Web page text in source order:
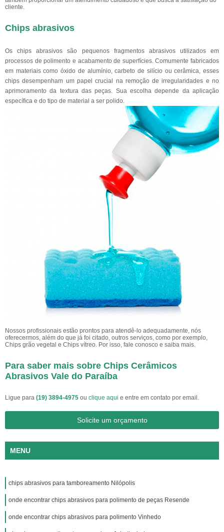
cliente.
Chips abrasivos
Os chips abrasivos são pequenos fragmentos abrasivos utilizados em
processos de polimento e acabamento de superfícies. Comumente fabricados
em materiais como óxido de alumínio, carbeto de silício ou cerâmica, esses
chips desempenham um papel crucial na remoção de irregularidades e no
aprimoramento da textura das peças. Sua escolha depende da aplicação
específica e do tipo de material a ser polido.
Nossos profissionais estão prontos para atendê-lo adequadamente, nós
oferecermos, além do que já foi citado, outros serviços, como por exemplo,
Chips grão vegetal e Chips vítreo. Por isso, fale conosco e saiba mais.
Para saber mais sobre Chips Cerâmicos
Abrasivos Vale do Paraíba
Ligue para (19) 3894-4975 ou clique aqui e entre em contato por email.
Solicite um orçamento
MENU
chips abrasivos para tamboreamento Nilópolis
onde encontrar chips abrasivos para polimento de peças Resende
onde encontrar chips abrasivos para polimento Vinhedo